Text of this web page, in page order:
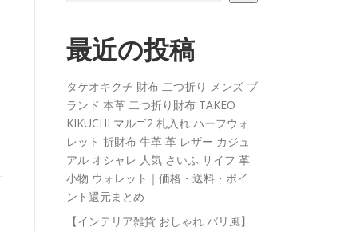
最近の投稿
タケオキクチ 財布 二つ折り メンズ ブ
ランド 本革 二つ折り財布 TAKEO
KIKUCHI マルゴ2 札入れ ハーフウォ
レット 折財布 牛革 革 レザー カジュ
アル オシャレ 人気 さいふ サイフ 革
小物 ウォレット｜価格・送料・ポイ
ント還元まとめ
【インテリア雑貨 おしゃれ バリ風】